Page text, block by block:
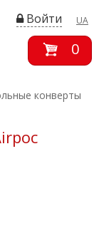
UA
Войти
0
конверты